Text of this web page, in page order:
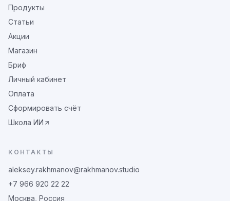
Продукты
Статьи
Акции
Магазин
Бриф
Личный кабинет
Оплата
Сформировать счёт
Школа ИИ
КОНТАКТЫ
aleksey.rakhmanov@rakhmanov.studio
+7 966 920 22 22
Москва, Россия